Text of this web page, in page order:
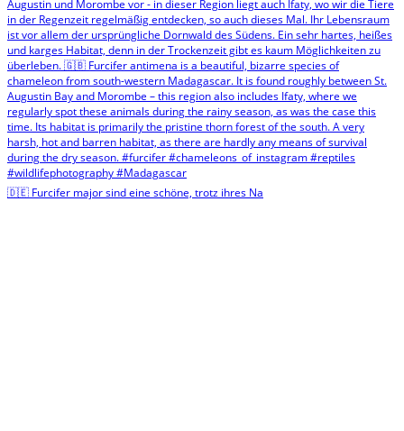
🇩🇪 Furcifer major sind eine schöne, trotz ihres Na